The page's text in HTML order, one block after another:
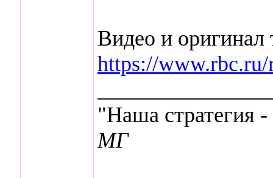
Видео и оригинал
https://www.rbc.ru/
"Наша стратегия
МГ